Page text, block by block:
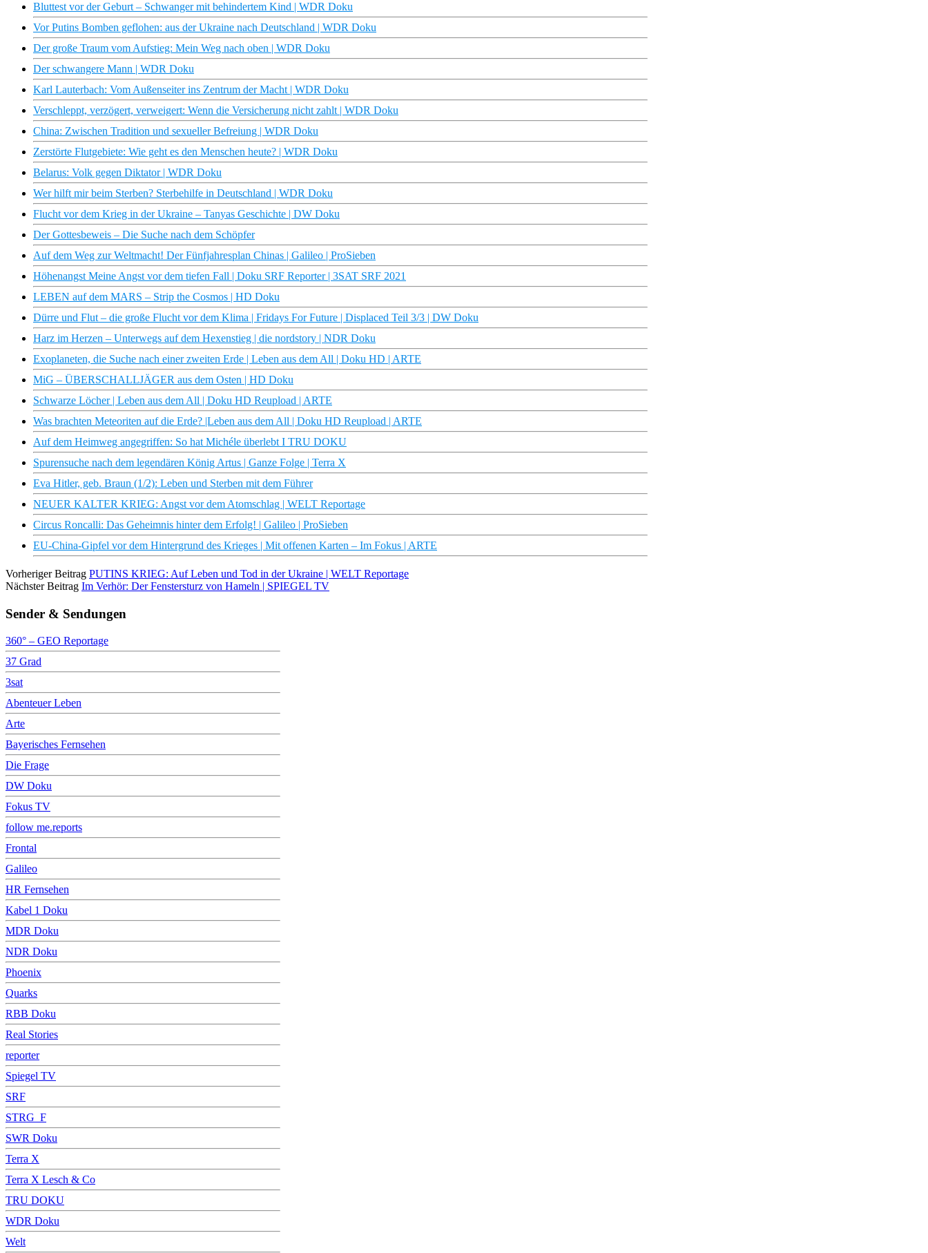
Bluttest vor der Geburt – Schwanger mit behindertem Kind | WDR Doku
Vor Putins Bomben geflohen: aus der Ukraine nach Deutschland | WDR Doku
Der große Traum vom Aufstieg: Mein Weg nach oben | WDR Doku
Der schwangere Mann | WDR Doku
Karl Lauterbach: Vom Außenseiter ins Zentrum der Macht | WDR Doku
Verschleppt, verzögert, verweigert: Wenn die Versicherung nicht zahlt | WDR Doku
China: Zwischen Tradition und sexueller Befreiung | WDR Doku
Zerstörte Flutgebiete: Wie geht es den Menschen heute? | WDR Doku
Belarus: Volk gegen Diktator | WDR Doku
Wer hilft mir beim Sterben? Sterbehilfe in Deutschland | WDR Doku
Flucht vor dem Krieg in der Ukraine – Tanyas Geschichte | DW Doku
Der Gottesbeweis – Die Suche nach dem Schöpfer
Auf dem Weg zur Weltmacht! Der Fünfjahresplan Chinas | Galileo | ProSieben
Höhenangst Meine Angst vor dem tiefen Fall | Doku SRF Reporter | 3SAT SRF 2021
LEBEN auf dem MARS – Strip the Cosmos | HD Doku
Dürre und Flut – die große Flucht vor dem Klima | Fridays For Future | Displaced Teil 3/3 | DW Doku
Harz im Herzen – Unterwegs auf dem Hexenstieg | die nordstory | NDR Doku
Exoplaneten, die Suche nach einer zweiten Erde | Leben aus dem All | Doku HD | ARTE
MiG – ÜBERSCHALLJÄGER aus dem Osten | HD Doku
Schwarze Löcher | Leben aus dem All | Doku HD Reupload | ARTE
Was brachten Meteoriten auf die Erde? |Leben aus dem All | Doku HD Reupload | ARTE
Auf dem Heimweg angegriffen: So hat Michéle überlebt I TRU DOKU
Spurensuche nach dem legendären König Artus | Ganze Folge | Terra X
Eva Hitler, geb. Braun (1/2): Leben und Sterben mit dem Führer
NEUER KALTER KRIEG: Angst vor dem Atomschlag | WELT Reportage
Circus Roncalli: Das Geheimnis hinter dem Erfolg! | Galileo | ProSieben
EU-China-Gipfel vor dem Hintergrund des Krieges | Mit offenen Karten – Im Fokus | ARTE
Vorheriger Beitrag PUTINS KRIEG: Auf Leben und Tod in der Ukraine | WELT Reportage
Nächster Beitrag Im Verhör: Der Fenstersturz von Hameln | SPIEGEL TV
Sender & Sendungen
360° – GEO Reportage
37 Grad
3sat
Abenteuer Leben
Arte
Bayerisches Fernsehen
Die Frage
DW Doku
Fokus TV
follow me.reports
Frontal
Galileo
HR Fernsehen
Kabel 1 Doku
MDR Doku
NDR Doku
Phoenix
Quarks
RBB Doku
Real Stories
reporter
Spiegel TV
SRF
STRG_F
SWR Doku
Terra X
Terra X Lesch & Co
TRU DOKU
WDR Doku
Welt